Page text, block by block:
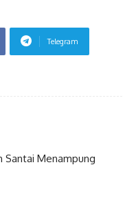
Telegram
Santai Menampung